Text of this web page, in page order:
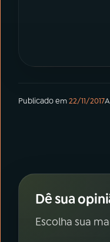
Publicado em22/11/2017
Dê sua
Escolha sua